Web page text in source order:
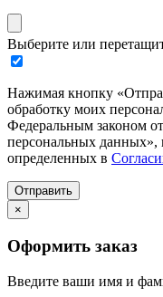
Выберите или
Нажимая кнопку
обработку моих
Федеральным законом
персональных данных»,
определенных в
Отправить
×
Оформить заказ
Введите ваши имя и